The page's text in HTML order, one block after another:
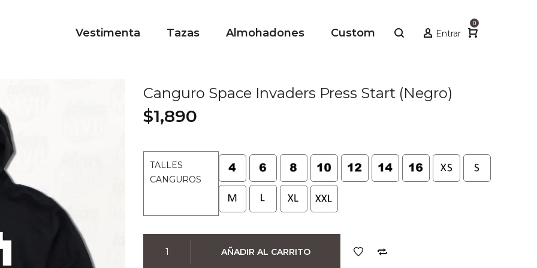
Entrar
0
Vestimenta Tazas Almohadones Custom
Canguro Space Invaders Press Start (Negro)
$1,890
TALLES
CANGUROS
Space
AÑADIR AL CARRITO